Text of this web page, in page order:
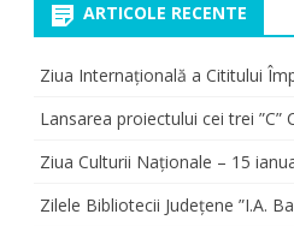
ARTICOLE RECENTE
Ziua Internațională a Cititului
Lansarea proiectului cei trei
Ziua Culturii Naționale – 15
Zilele Bibliotecii Județene ”I.A.